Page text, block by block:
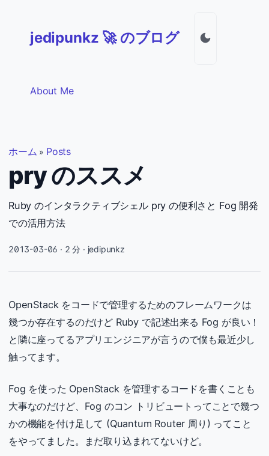
jedipunkz 🚀 のブログ
About Me
ホーム » Posts
pry のススメ
Ruby のインタラクティブシェル pry の便利さと Fog 開発
での活用方法
2013-03-06 · 2 分 · jedipunkz
OpenStack をコードで管理するためのフレームワークは
幾つか存在するのだけど Ruby で記述出来る Fog が良い！
と隣に座ってるアプリエンジニアが言うので僕も最近少し
触ってます。
Fog を使った OpenStack を管理するコードを書くことも
大事なのだけど、Fog のコン トリビュートってことで幾つ
かの機能を付け足して (Quantum Router 周り) ってこと
をやってました。まだ取り込まれてないけど。